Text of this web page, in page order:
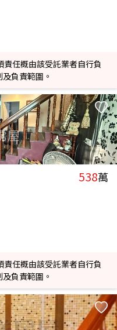
任概由該受託業者自行負
負責範圍。
538萬
任概由該受託業者自行負
負責範圍。